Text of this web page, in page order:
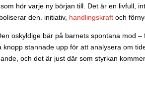
hör varje ny början till. Det är en livfull,
den. initiativ, handlingskraft och
oskyldige bär på barnets spontana mod –
stannade upp för att analysera om
och det är just där som styrkan